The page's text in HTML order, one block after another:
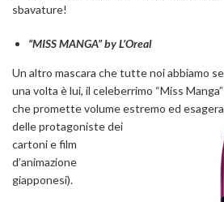
sbavature!
“MISS MANGA” by L’Oreal
Un altro mascara che tutte noi abbiamo
una volta è lui, il celeberrimo “Miss Manga”
che promette volume estremo ed
delle protagoniste dei
cartoni e film
d’animazione
giapponesi).